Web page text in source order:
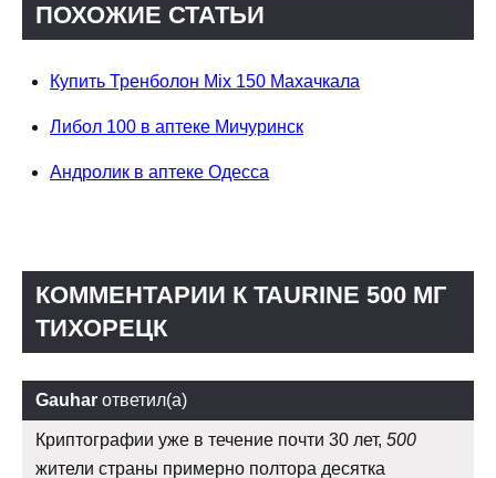
ПОХОЖИЕ СТАТЬИ
Купить Тренболон Mix 150 Махачкала
Либол 100 в аптеке Мичуринск
Андролик в аптеке Одесса
КОММЕНТАРИИ К TAURINE 500 МГ
ТИХОРЕЦК
Gauhar ответил(а)
Криптографии уже в течение почти 30 лет, 500
жители страны примерно полтора десятка